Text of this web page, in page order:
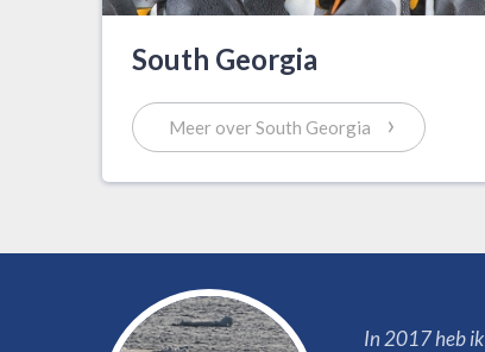
South Georgia
Meer over South Georgia ›
In 2017 heb